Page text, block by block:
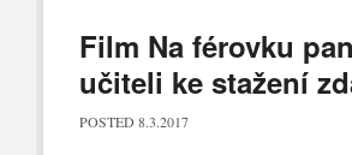
Film Na férovku
učiteli ke stažení
POSTED 8.3.2017